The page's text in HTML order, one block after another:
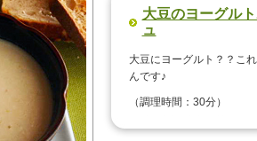
大豆のヨーグル
ュ
大豆にヨーグルト？？こ
んです♪
（調理時間：30分）